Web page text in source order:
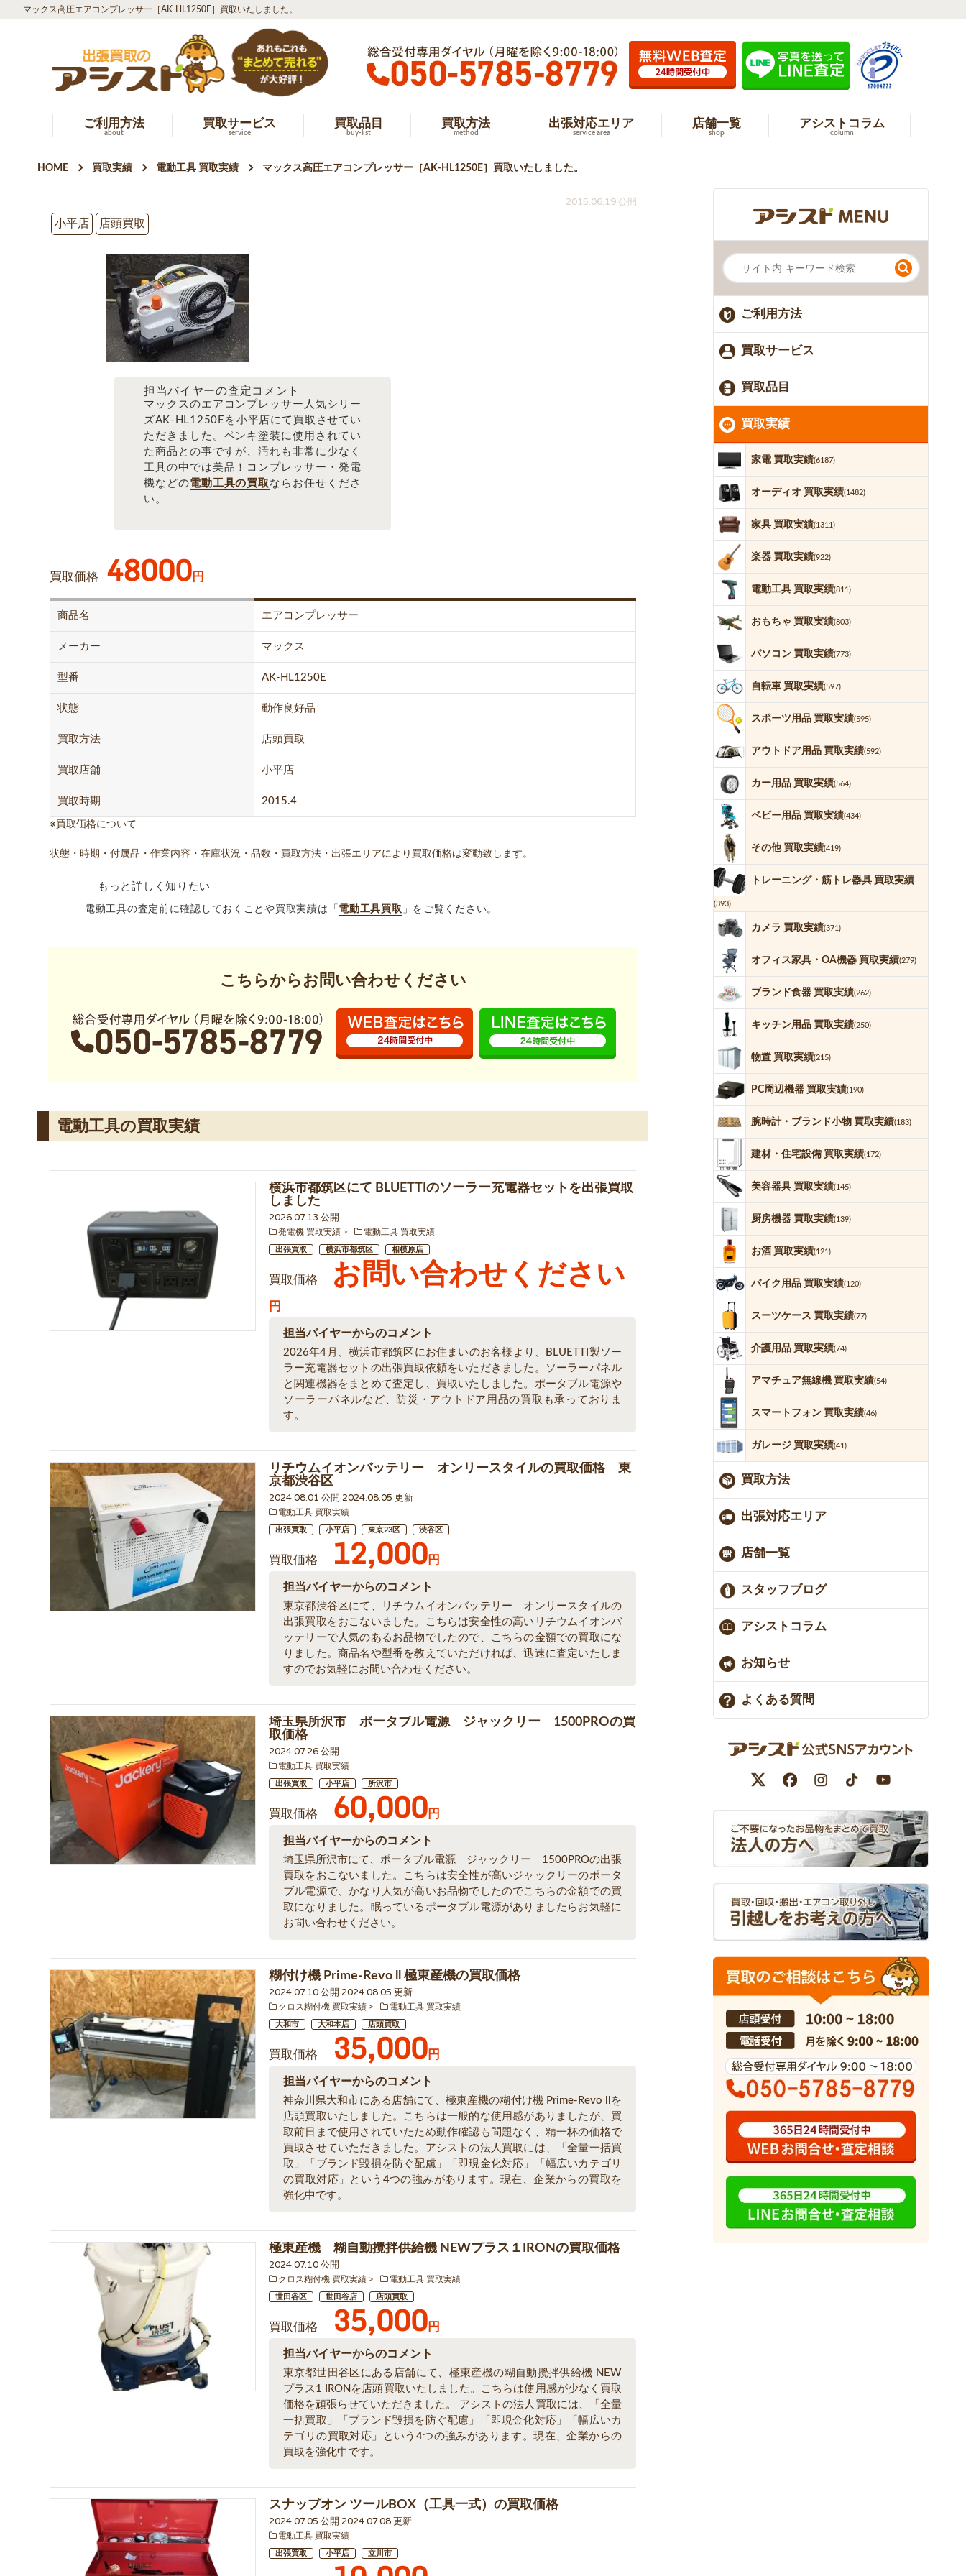
マックス高圧エアコンプレッサー［AK-HL1250E］買取いたしました。
ご利用方法
about
買取サービス
service
買取品目
buy-list
買取方法
method
出張対応エリア
service area
店舗一覧
shop
アシストコラム
column
HOME 買取実績 電動工具 買取実績 マックス高圧エアコンプレッサー［AK-HL1250E］買取いたしました。
2015.06.19 公開
小平店
店頭買取
担当バイヤーの査定コメント
マックスのエアコンプレッサー人気シリー
ズAK-HL1250Eを小平店にて買取させてい
ただきました。ペンキ塗装に使用されてい
た商品との事ですが、汚れも非常に少なく
工具の中では美品！コンプレッサー・発電
機などの電動工具の買取 ならお任せくださ
い。
買取価格 48000円
商品名 エアコンプレッサー
メーカー マックス
型番 AK-HL1250E
状態 動作良好品
買取方法 店頭買取
買取店舗 小平店
買取時期 2015.4
※買取価格について
状態・時期・付属品・作業内容・在庫状況・品数・買取方法・出張エリアにより買取価格は変動致します。
もっと詳しく知りたい
電動工具の査定前に確認しておくことや買取実績は「 電動工具買取 」をご覧ください。
こちらからお問い合わせください
電動工具の買取実績
横浜市都筑区にて BLUETTIのソーラー充電器セットを出張買取
しました
2026.07.13 公開
発電機 買取実績 電動工具 買取実績
出張買取 横浜市都筑区 相模原店
買取価格 お問い合わせください
円
担当バイヤーからのコメント
2026年4月、横浜市都筑区にお住まいのお客様より、BLUETTI製ソー
ラー充電器セットの出張買取依頼をいただきました。ソーラーパネル
と関連機器をまとめて査定し、買取いたしました。ポータブル電源や
ソーラーパネルなど、防災・アウトドア用品の買取も承っておりま
す。
リチウムイオンバッテリー オンリースタイルの買取価格 東
京都渋谷区
2024.08.01 公開 2024.08.05 更新
電動工具 買取実績
出張買取 小平店 東京23区 渋谷区
買取価格 12,000円
担当バイヤーからのコメント
東京都渋谷区にて、リチウムイオンバッテリー オンリースタイルの
出張買取をおこないました。こちらは安全性の高いリチウムイオンバ
ッテリーで人気のあるお品物でしたので、こちらの金額での買取にな
りました。商品名や型番を教えていただければ、迅速に査定いたしま
すのでお気軽にお問い合わせください。
埼玉県所沢市 ポータブル電源 ジャックリー 1500PROの買
取価格
2024.07.26 公開
電動工具 買取実績
出張買取 小平店 所沢市
買取価格 60,000円
担当バイヤーからのコメント
埼玉県所沢市にて、ポータブル電源 ジャックリー 1500PROの出張
買取をおこないました。こちらは安全性が高いジャックリーのポータ
ブル電源で、かなり人気が高いお品物でしたのでこちらの金額での買
取になりました。眠っているポータブル電源がありましたらお気軽に
お問い合わせください。
糊付け機 Prime-Revo ll 極東産機の買取価格
2024.07.10 公開 2024.08.05 更新
クロス糊付機 買取実績 電動工具 買取実績
大和市 大和本店 店頭買取
買取価格 35,000円
担当バイヤーからのコメント
神奈川県大和市にある店舗にて、極東産機の糊付け機 Prime-Revo llを
店頭買取いたしました。こちらは一般的な使用感がありましたが、買
取前日まで使用されていたため動作確認も問題なく、精一杯の価格で
買取させていただきました。アシストの法人買取には、「全量一括買
取」「ブランド毀損を防ぐ配慮」「即現金化対応」「幅広いカテゴリ
の買取対応」という4つの強みがあります。現在、企業からの買取を
強化中です。
極東産機 糊自動攪拌供給機 NEWプラス１IRONの買取価格
2024.07.10 公開
クロス糊付機 買取実績 電動工具 買取実績
世田谷区 世田谷店 店頭買取
買取価格 35,000円
担当バイヤーからのコメント
東京都世田谷区にある店舗にて、極東産機の糊自動攪拌供給機 NEW
プラス1 IRONを店頭買取いたしました。こちらは使用感が少なく買取
価格を頑張らせていただきました。 アシストの法人買取には、「全量
一括買取」「ブランド毀損を防ぐ配慮」「即現金化対応」「幅広いカ
テゴリの買取対応」という4つの強みがあります。現在、企業からの
買取を強化中です。
スナップオン ツールBOX（工具一式）の買取価格
2024.07.05 公開 2024.07.08 更新
電動工具 買取実績
出張買取 小平店 立川市
ご利用方法
買取サービス
買取品目
買取実績
家電 買取実績(6187)
オーディオ 買取実績(1482)
家具 買取実績(1311)
楽器 買取実績(922)
電動工具 買取実績(811)
おもちゃ 買取実績(803)
パソコン 買取実績(773)
自転車 買取実績(597)
スポーツ用品 買取実績(595)
アウトドア用品 買取実績(592)
カー用品 買取実績(564)
ベビー用品 買取実績(434)
その他 買取実績(419)
トレーニング・筋トレ器具 買取実績
(393)
カメラ 買取実績(371)
オフィス家具・OA機器 買取実績(279)
ブランド食器 買取実績(262)
キッチン用品 買取実績(250)
物置 買取実績(215)
PC周辺機器 買取実績(190)
腕時計・ブランド小物 買取実績(183)
建材・住宅設備 買取実績(172)
美容器具 買取実績(145)
厨房機器 買取実績(139)
お酒 買取実績(121)
バイク用品 買取実績(120)
スーツケース 買取実績(77)
介護用品 買取実績(74)
アマチュア無線機 買取実績(54)
スマートフォン 買取実績(46)
ガレージ 買取実績(41)
買取方法
出張対応エリア
店舗一覧
スタッフブログ
アシストコラム
お知らせ
よくある質問